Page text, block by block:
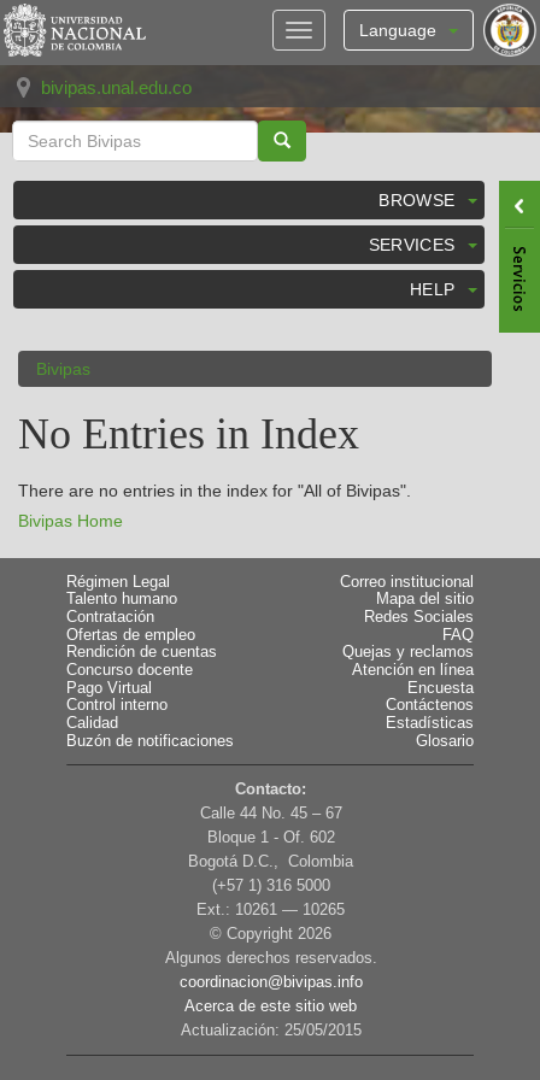
Skip
navigation
Language
bivipas.unal.edu.co
BROWSE
SERVICES
HELP
Bivipas
No Entries in Index
There are no entries in the index for "All of Bivipas".
Bivipas Home
Régimen Legal
Talento humano
Contratación
Ofertas de empleo
Rendición de cuentas
Concurso docente
Pago Virtual
Control interno
Calidad
Buzón de notificaciones
Correo institucional
Mapa del sitio
Redes Sociales
FAQ
Quejas y reclamos
Atención en línea
Encuesta
Contáctenos
Estadísticas
Glosario
Contacto:
Calle 44 No. 45 – 67
Bloque 1 - Of. 602
Bogotá D.C., Colombia
(+57 1) 316 5000
Ext.: 10261 — 10265
© Copyright 2026
Algunos derechos reservados.
coordinacion@bivipas.info
Acerca de este sitio web
Actualización: 25/05/2015